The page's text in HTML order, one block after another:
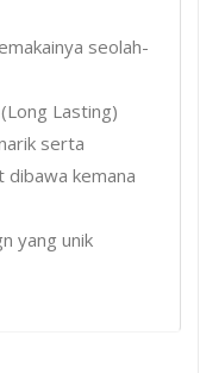
seolah-
Lasting)
serta
dibawa kemana
yang unik